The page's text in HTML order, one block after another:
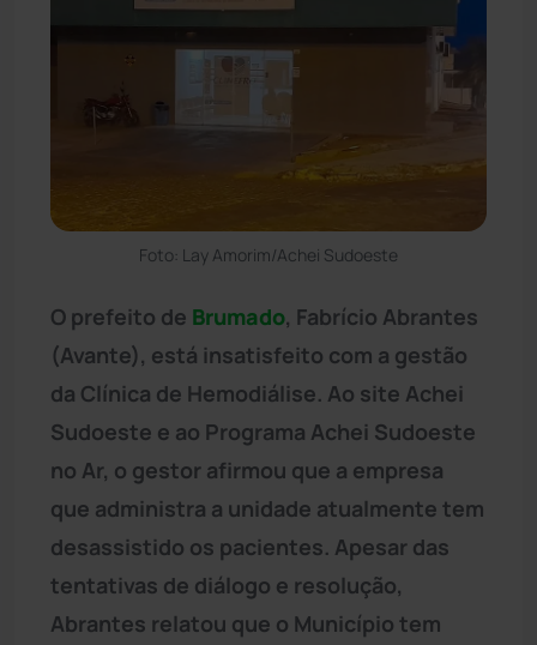
Foto: Lay Amorim/Achei Sudoeste
O prefeito de Brumado, Fabrício Abrantes
(Avante), está insatisfeito com a gestão
da Clínica de Hemodiálise. Ao site Achei
Sudoeste e ao Programa Achei Sudoeste
no Ar, o gestor afirmou que a empresa
que administra a unidade atualmente tem
desassistido os pacientes. Apesar das
tentativas de diálogo e resolução,
Abrantes relatou que o Município tem